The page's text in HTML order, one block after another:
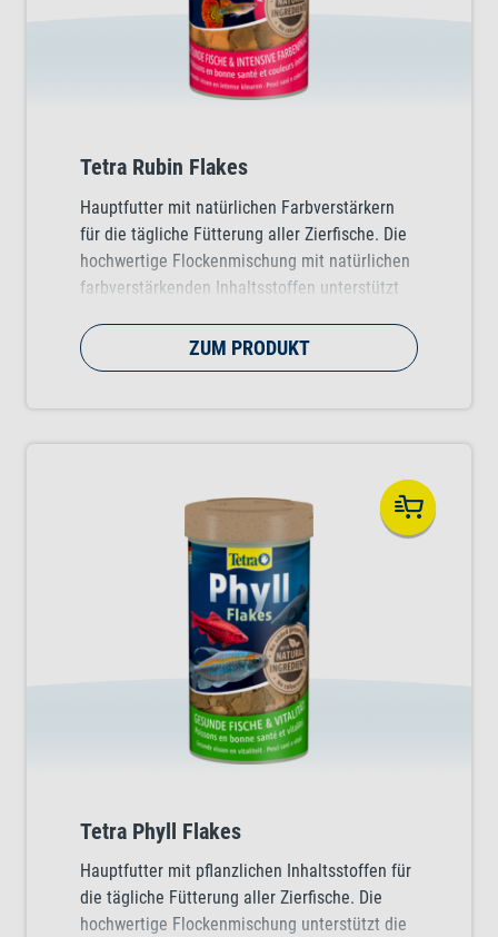
Tetra Rubin Flakes
Hauptfutter mit natürlichen Farbverstärkern
für die tägliche Fütterung aller Zierfische. Die
hochwertige Flockenmischung mit natürlichen
farbverstärkenden Inhaltsstoffen unterstützt
ZUM PRODUKT
Tetra Phyll Flakes
Hauptfutter mit pflanzlichen Inhaltsstoffen für
die tägliche Fütterung aller Zierfische. Die
hochwertige Flockenmischung unterstützt die